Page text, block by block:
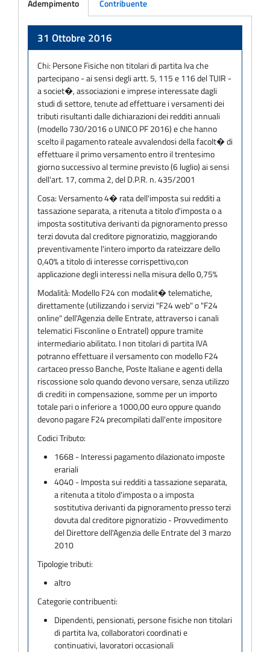
Adempimento Contribuente
31 Ottobre 2016
Chi: Persone Fisiche non titolari di partita Iva che
partecipano - ai sensi degli artt. 5, 115 e 116 del TUIR -
a societ�, associazioni e imprese interessate dagli
studi di settore, tenute ad effettuare i versamenti dei
tributi risultanti dalle dichiarazioni dei redditi annuali
(modello 730/2016 o UNICO PF 2016) e che hanno
scelto il pagamento rateale avvalendosi della facolt� di
effettuare il primo versamento entro il trentesimo
giorno successivo al termine previsto (6 luglio) ai sensi
dell'art. 17, comma 2, del D.P.R. n. 435/2001
Cosa:Versamento 4� rata dell'imposta sui redditi a
tassazione separata, a ritenuta a titolo d'imposta o a
imposta sostitutiva derivanti da pignoramento presso
terzi dovuta dal creditore pignoratizio, maggiorando
preventivamente l'intero importo da rateizzare dello
0,40% a titolo di interesse corrispettivo,con
applicazione degli interessi nella misura dello 0,75%
Modalità: Modello F24 con modalit� telematiche,
direttamente (utilizzando i servizi "F24 web" o "F24
online" dell'Agenzia delle Entrate, attraverso i canali
telematici Fisconline o Entratel) oppure tramite
intermediario abilitato. I non titolari di partita IVA
potranno effettuare il versamento con modello F24
cartaceo presso Banche, Poste Italiane e agenti della
riscossione solo quando devono versare, senza utilizzo
di crediti in compensazione, somme per un importo
totale pari o inferiore a 1000,00 euro oppure quando
devono pagare F24 precompilati dall'ente impositore
Codici Tributo:
1668 - Interessi pagamento dilazionato imposte
erariali
4040 - Imposta sui redditi a tassazione separata,
a ritenuta a titolo d'imposta o a imposta
sostitutiva derivanti da pignoramento presso terzi
dovuta dal creditore pignoratizio - Provvedimento
del Direttore dell'Agenzia delle Entrate del 3 marzo
2010
Tipologie tributi:
altro
Categorie contribuenti:
Dipendenti, pensionati, persone fisiche non titolari
di partita Iva, collaboratori coordinati e
continuativi, lavoratori occasionali